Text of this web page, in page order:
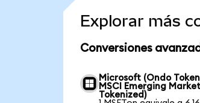
Explorar más
Conversiones
Microsoft (Ondo
MSCI Emerging
Tokenized)